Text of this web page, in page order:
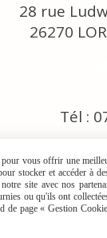
28 rue
26270
Tél :
vous offrir une
stocker et accéder à
site avec nos
ou qu'ils ont
de page « Gestion